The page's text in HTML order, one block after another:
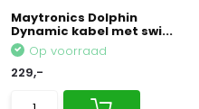
Maytronics Dolphin
Dynamic kabel met swi...
Op voorraad
229,-